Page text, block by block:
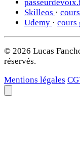
Skilleos ·
Udemy · cours
© 2026 Lucas
réservés.
Mentions légales